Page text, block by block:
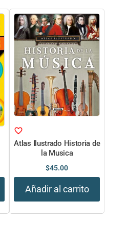
Atlas Ilustrado Historia de
la Musica
$45.00
Añadir al carrito